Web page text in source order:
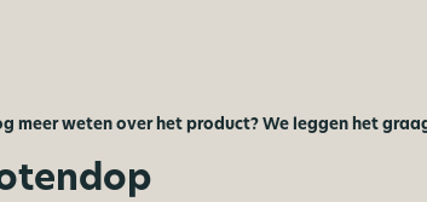
meer weten over het product? We leggen het